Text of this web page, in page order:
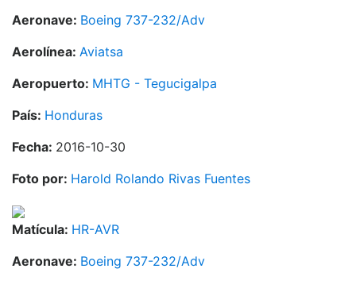
Aeronave: Boeing 737-232/Adv
Aerolínea: Aviatsa
Aeropuerto: MHTG - Tegucigalpa
País: Honduras
Fecha: 2016-10-30
Foto por: Harold Rolando Rivas Fuentes
Matícula: HR-AVR
Aeronave: Boeing 737-232/Adv